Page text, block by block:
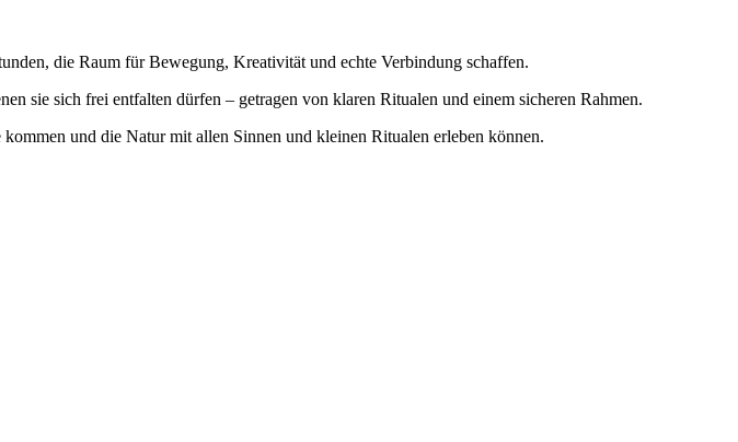
die Raum für Bewegung, Kreativität und echte Verbindung schaffen.
sie sich frei entfalten dürfen – getragen von klaren Ritualen und einem sicheren Rahmen.
und die Natur mit allen Sinnen und kleinen Ritualen erleben können.